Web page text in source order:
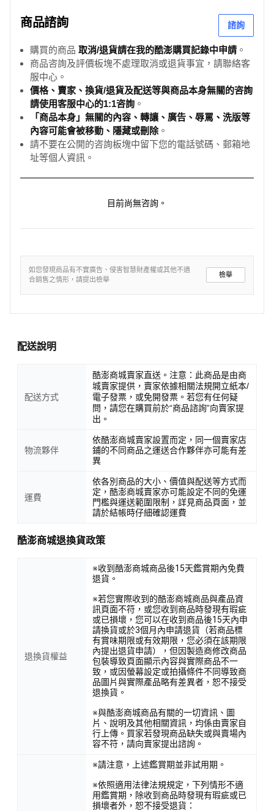
商品諮詢 諮詢
購買的商品 取消/退貨請在我的酷澎購買記錄中申請 。
商品咨詢及評價板塊不處理取消或退貨事宜，請聯絡客
服中心。
價格、賣家、換貨/退貨及配送等與商品本身無關的咨詢
請使用客服中心的1:1咨詢 。
「商品本身」無關的內容、轉讓、廣告、辱罵、洗版等
內容可能會被移動、隱藏或刪除。
請不要在公開的咨詢板塊中留下您的電話號碼、郵箱地
址等個人資訊。
目前尚無咨詢。
如您發現商品有不實廣告、侵害智慧財產權或其他不適
合銷售之情形，請提出檢舉
檢舉
配送說明
配送方式
酷澎商城賣家直送。注意：此商品是由商
城賣家提供，賣家依據相關法規開立紙本/
電子發票，或免開發票。若您有任何疑
問，請您在購買前於“商品諮詢”向賣家提
出。
物流夥伴
依酷澎商城賣家設置而定，同一個賣家店
鋪的不同商品之運送合作夥伴亦可能有差
異
運費
依各別商品的大小、價值與配送等方式而
定，酷澎商城賣家亦可能設定不同的免運
門檻與運送範圍限制，詳見商品頁面，並
請於結帳時仔細確認運費
酷澎商城退換貨政策
退換貨權益
※收到酷澎商城商品後15天鑑賞期內免費
退貨。
※若您實際收到的酷澎商城商品與產品資
訊頁面不符，或您收到商品時發現有瑕疵
或已損壞，您可以在收到商品後15天內申
請換貨或於3個月內申請退貨（若商品標
有賞味期限或有效期限，您必須在該期限
內提出退貨申請），但因製造商修改商品
包裝導致頁面顯示內容與實際商品不一
致，或因螢幕設定或拍攝條件不同導致商
品圖片與實際產品略有差異者，恕不接受
退換貨。
※與酷澎商城商品有關的一切資訊、圖
片、說明及其他相關資訊，均係由賣家自
行上傳。買家若發現商品缺失或與賣場內
容不符，請向賣家提出諮詢。
※請注意，上述鑑賞期並非試用期。
※依照適用法律法規規定，下列情形不適
用鑑賞期，除收到商品時發現有瑕疵或已
損壞者外，恕不接受退貨：